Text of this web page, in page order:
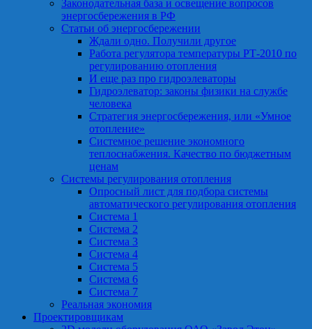
Законодательная база и освещение вопросов
энергосбережения в РФ
Статьи об энергосбережении
Ждали одно. Получили другое
Работа регулятора температуры РТ-2010 по
регулированию отопления
И еще раз про гидроэлеваторы
Гидроэлеватор: законы физики на службе
человека
Стратегия энергосбережения, или «Умное
отопление»
Системное решение экономного
теплоснабжения. Качество по бюджетным
ценам
Системы регулирования отопления
Опросный лист для подбора системы
автоматического регулирования отопления
Система 1
Система 2
Система 3
Система 4
Система 5
Система 6
Система 7
Реальная экономия
Проектировщикам